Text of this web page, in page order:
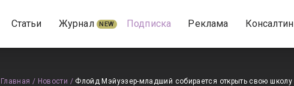
Статьи Журнал NEW Подписка Реклама
Главная / Новости / Флойд Мэйуэзер-младший собирается открыть свою школу